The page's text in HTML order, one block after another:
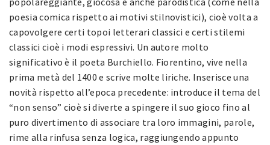
poesia comica rispetto ai motivi stilnovistici), cioè volta a
capovolgere certi topoi letterari classici e certi stilemi
classici cioè i modi espressivi. Un autore molto
significativo è il poeta Burchiello. Fiorentino, vive nella
prima metà del 1400 e scrive molte liriche. Inserisce una
novità rispetto all’epoca precedente: introduce il tema del
“non senso” cioè si diverte a spingere il suo gioco fino al
puro divertimento di associare tra loro immagini, parole,
rime alla rinfusa senza logica, raggiungendo appunto